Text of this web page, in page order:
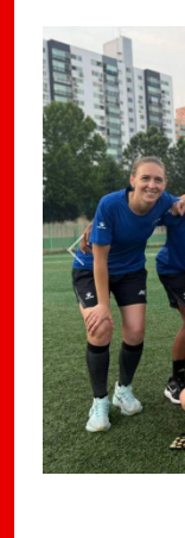
Previous